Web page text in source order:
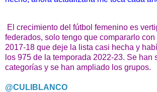
El crecimiento del fútbol femenino es
federados, solo tengo que compararlo con
2017-18 que deje la lista casi hecha y
los 975 de la temporada 2022-23. Se han
categorías y se han ampliado los grupos.
@CULIBLANCO